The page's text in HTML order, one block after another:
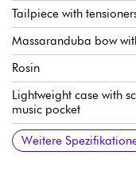
Tailpiece with
Massaranduba bow
Rosin
Lightweight case with
music pocket
Transport belt
Accessories included
Prepared for the game
Weitere